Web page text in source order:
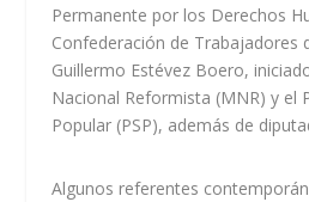
Permanente por los Derechos
Confederación de Trabajadores
Guillermo Estévez Boero,
Nacional Reformista (MNR) y el
Popular (PSP), además de
Algunos referentes